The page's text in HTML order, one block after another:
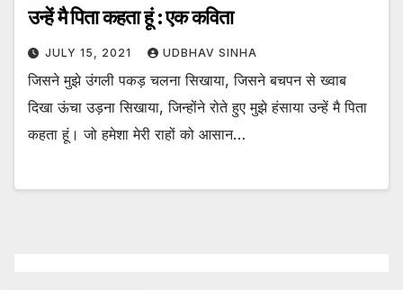
उन्हें मै पिता कहता हूं : एक कविता
JULY 15, 2021 UDBHAV SINHA
जिसने मुझे उंगली पकड़ चलना सिखाया, जिसने बचपन से ख्वाब
दिखा ऊंचा उड़ना सिखाया, जिन्होंने रोते हुए मुझे हंसाया उन्हें मै पिता
कहता हूं। जो हमेशा मेरी राहों को आसान…